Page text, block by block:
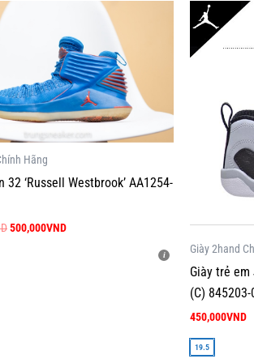
Hãng
32 ‘Russell Westbrook’ AA1254-
Giá
1,000,000VND.
500,000VND
tại
là:
500,000VND.
Giày 2hand
Giày trẻ
(C)
450,000VND
Sản
phẩm
này
có
thể
được
chọn
trên
trang
sản
19.5